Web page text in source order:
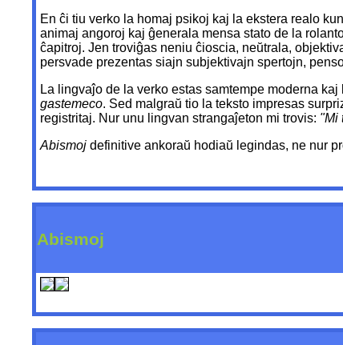
En ĉi tiu verko la homaj psikoj kaj la ekstera realo
animaj angoroj kaj ĝenerala mensa stato de la
ĉapitroj. Jen troviĝas neniu ĉioscia, neŭtrala,
persvade prezentas siajn subjektivajn spertojn,
La lingvaĵo de la verko estas samtempe moderna
gastemeco. Sed malgraŭ tio la teksto impresas
registritaj. Nur unu lingvan strangaĵeton mi trovis: "Mi
Abismoj definitive ankoraŭ hodiaŭ legindas, ne nur
Abismoj